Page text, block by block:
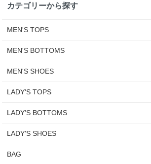
カテゴリーから探す
MEN'S TOPS
MEN'S BOTTOMS
MEN'S SHOES
LADY'S TOPS
LADY'S BOTTOMS
LADY'S SHOES
BAG